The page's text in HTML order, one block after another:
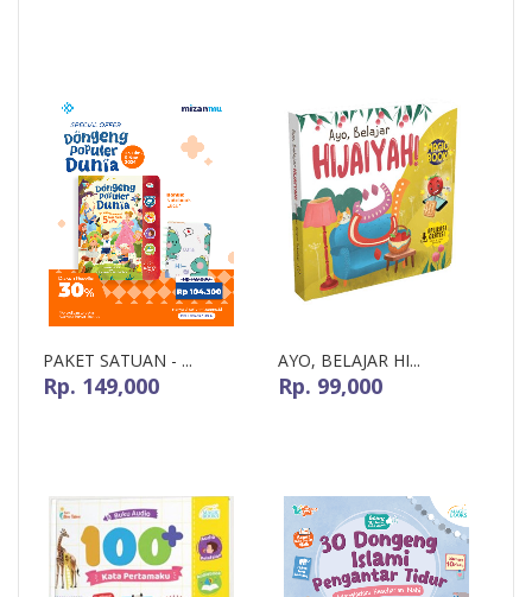
Pre-Order
PAKET SATUAN - ...
Rp. 149,000
AYO, BELAJAR HI...
Rp. 99,000